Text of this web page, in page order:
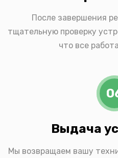
После завершения
тщательную проверку
что все
Выдача
Мы возвращаем вашу